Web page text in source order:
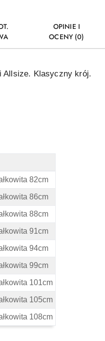
OPINIE I
OCENY (0)
Allsize. Klasyczny krój.
- Wymiary82cm
86cm
88cm
91cm
94cm
99cm
101cm
105cm
108cm